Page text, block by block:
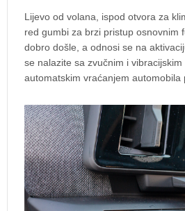
Lijevo od volana, ispod otvora za
red gumbi za brzi pristup osnovnim
dobro došle, a odnosi se na
se nalazite sa zvučnim i
automatskim vraćanjem automobila